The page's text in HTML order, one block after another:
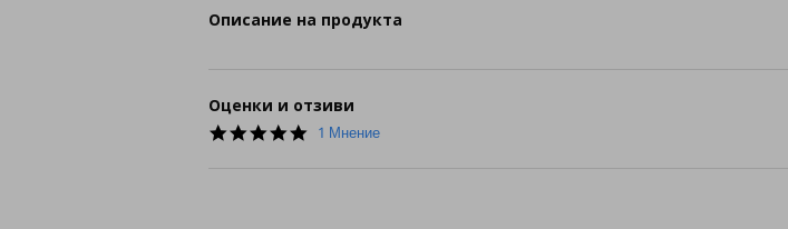
Описание на продукта
Оценки и отзиви
5.0
1 Мнение